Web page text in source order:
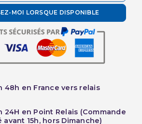
MOI LORSQUE DISPONIBLE
48h en France vers relais
24H en Point Relais (Commande
avant 15h, hors Dimanche)